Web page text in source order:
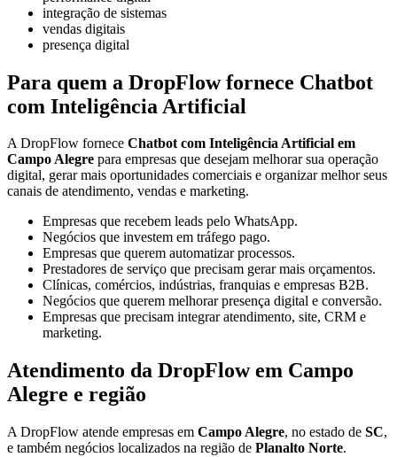
integração de sistemas
vendas digitais
presença digital
Para quem a DropFlow fornece Chatbot
com Inteligência Artificial
A DropFlow fornece Chatbot com Inteligência Artificial em
Campo Alegre para empresas que desejam melhorar sua operação
digital, gerar mais oportunidades comerciais e organizar melhor seus
canais de atendimento, vendas e marketing.
Empresas que recebem leads pelo WhatsApp.
Negócios que investem em tráfego pago.
Empresas que querem automatizar processos.
Prestadores de serviço que precisam gerar mais orçamentos.
Clínicas, comércios, indústrias, franquias e empresas B2B.
Negócios que querem melhorar presença digital e conversão.
Empresas que precisam integrar atendimento, site, CRM e
marketing.
Atendimento da DropFlow em Campo
Alegre e região
A DropFlow atende empresas em Campo Alegre, no estado de SC,
e também negócios localizados na região de Planalto Norte.